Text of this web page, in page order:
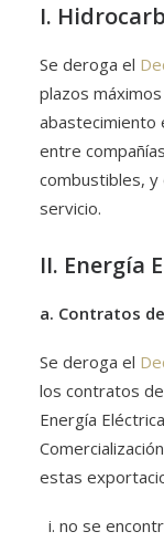
I.
Se deroga el
plazos
abastecimiento
entre
combustibles,
servicio.
II. Energía
a. Contratos
Se deroga el
los contratos
Energía
estas
no se